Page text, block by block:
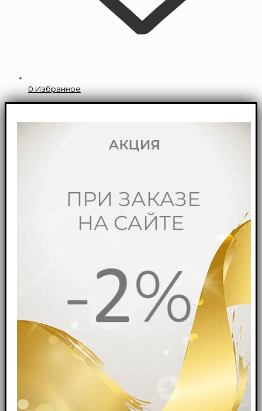
0 Избранное